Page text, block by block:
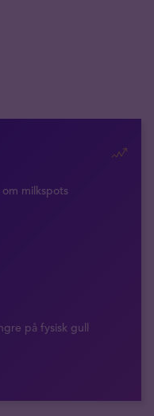
milkspots
på fysisk gull